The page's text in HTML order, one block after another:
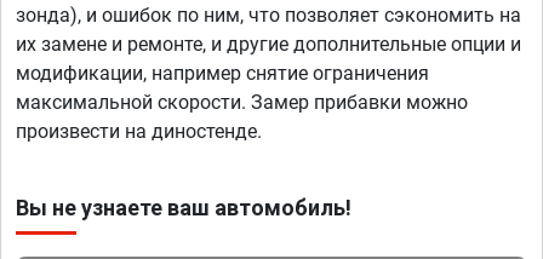
зонда), и ошибок по ним, что позволяет сэкономить на
их замене и ремонте, и другие дополнительные опции и
модификации, например снятие ограничения
максимальной скорости. Замер прибавки можно
произвести на диностенде.
Вы не узнаете ваш автомобиль!